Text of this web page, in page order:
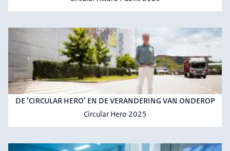
DE ‘CIRCULAR HERO’ EN DE VERANDERING VAN ONDEROP
Circular Hero 2025